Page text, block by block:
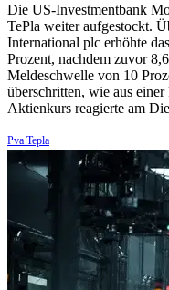
Die US-Investmentbank
TePla weiter aufgestockt.
International plc erhöhte
Prozent, nachdem zuvor
Meldeschwelle von 10
überschritten, wie aus
Aktienkurs reagierte am
Pva Tepla